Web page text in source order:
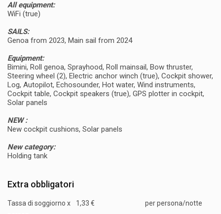
All equipment:
WiFi (true)
SAILS:
Genoa from 2023, Main sail from 2024
Equipment:
Bimini, Roll genoa, Sprayhood, Roll mainsail, Bow thruster,
Steering wheel (2), Electric anchor winch (true), Cockpit shower,
Log, Autopilot, Echosounder, Hot water, Wind instruments,
Cockpit table, Cockpit speakers (true), GPS plotter in cockpit,
Solar panels
NEW :
New cockpit cushions, Solar panels
New category:
Holding tank
Extra obbligatori
Tassa di soggiorno x
1,33 € per persona/notte